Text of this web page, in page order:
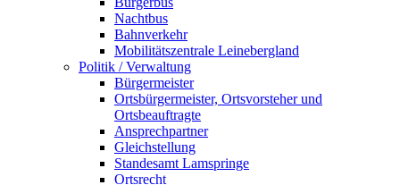
Nachtbus
Bahnverkehr
Mobilitätszentrale Leinebergland
Politik / Verwaltung
Bürgermeister
Ortsbürgermeister, Ortsvorsteher und
Ortsbeauftragte
Ansprechpartner
Gleichstellung
Standesamt Lamspringe
Ortsrecht